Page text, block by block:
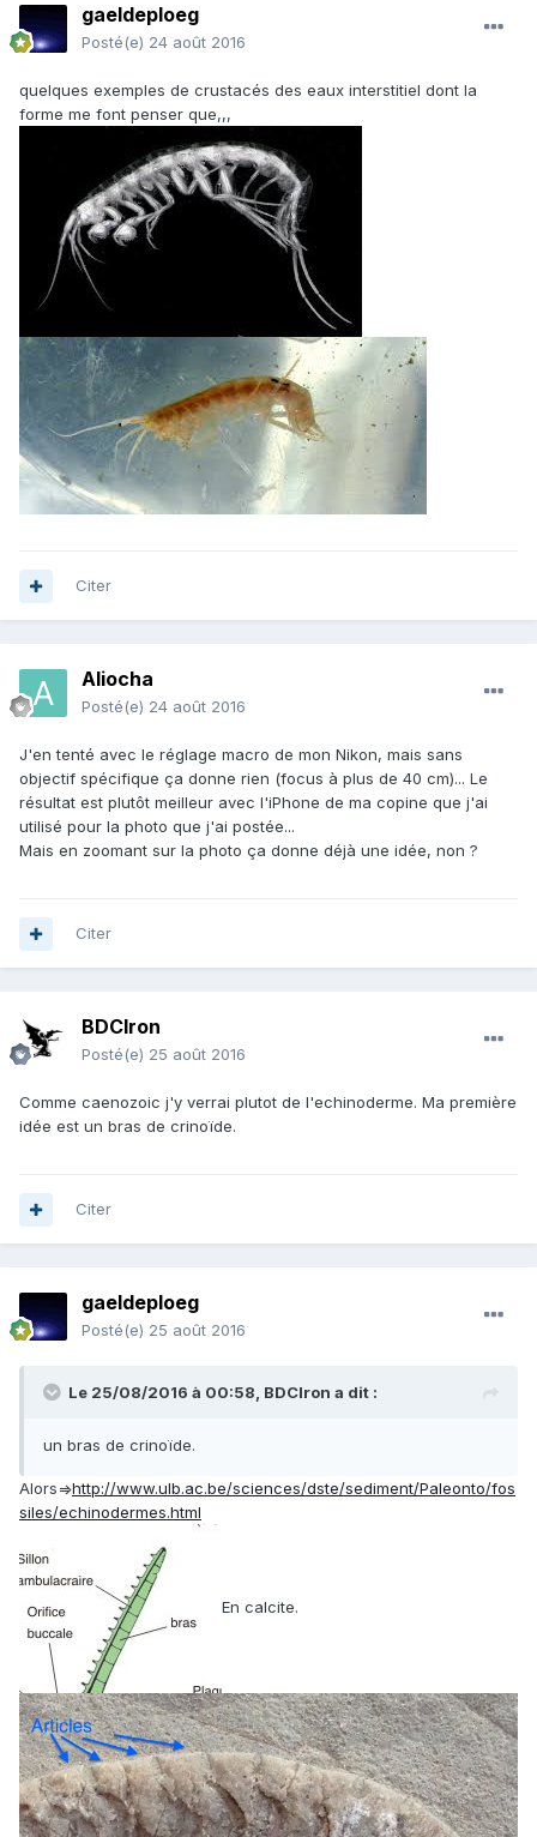
gaeldeploeg
Posté(e) 24 août 2016
quelques exemples de crustacés des eaux interstitiel dont la
forme me font penser que,,,
Citer
Aliocha
Posté(e) 24 août 2016
J'en tenté avec le réglage macro de mon Nikon, mais sans
objectif spécifique ça donne rien (focus à plus de 40 cm)... Le
résultat est plutôt meilleur avec l'iPhone de ma copine que j'ai
utilisé pour la photo que j'ai postée...
Mais en zoomant sur la photo ça donne déjà une idée, non ?
Citer
BDCIron
Posté(e) 25 août 2016
Comme caenozoic j'y verrai plutot de l'echinoderme. Ma première
idée est un bras de crinoïde.
Citer
gaeldeploeg
Posté(e) 25 août 2016
Le 25/08/2016 à 00:58, BDCIron a dit :
un bras de crinoïde.
Alors=>http://www.ulb.ac.be/sciences/dste/sediment/Paleonto/fos
siles/echinodermes.html
En calcite.